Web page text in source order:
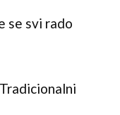
se svi rado